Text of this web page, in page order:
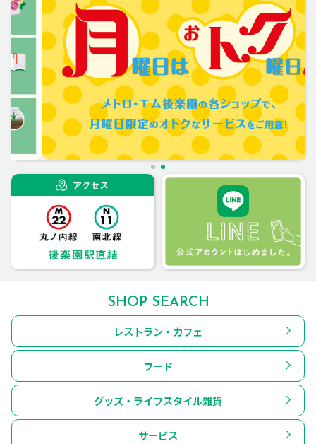
SHOP SEARCH
レストラン・カフェ
フード
グッズ・ライフスタイル雑貨
サービス